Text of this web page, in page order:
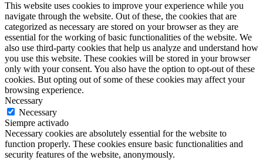
This website uses cookies to improve your experience while you
navigate through the website. Out of these, the cookies that are
categorized as necessary are stored on your browser as they are
essential for the working of basic functionalities of the website. We
also use third-party cookies that help us analyze and understand how
you use this website. These cookies will be stored in your browser
only with your consent. You also have the option to opt-out of these
cookies. But opting out of some of these cookies may affect your
browsing experience.
Necessary
Necessary
Siempre activado
Necessary cookies are absolutely essential for the website to
function properly. These cookies ensure basic functionalities and
security features of the website, anonymously.